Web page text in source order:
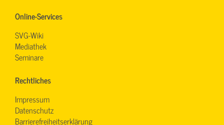
Online-Services
SVG-Wiki
Mediathek
Seminare
Rechtliches
Impressum
Datenschutz
Barrierefreiheitserklärung